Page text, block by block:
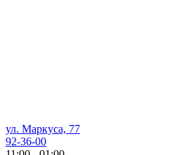
ул. Маркуса, 77
92-36-00